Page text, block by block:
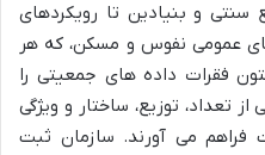
سنتی و بنیادین تا رویکردهای
عمومی نفوس و مسکن، که هر
فقرات داده های جمعیتی را
تعداد، توزیع، ساختار و ویژگی
می آورند. سازمان ثبت